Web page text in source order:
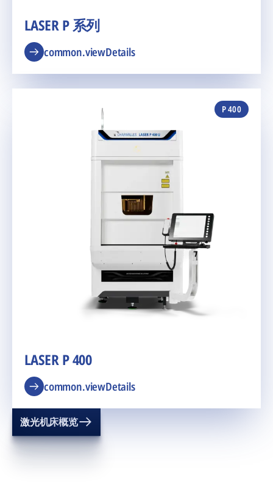
LASER P 系列
common.viewDetails
LASER P 400
common.viewDetails
P 400
激光机床概览